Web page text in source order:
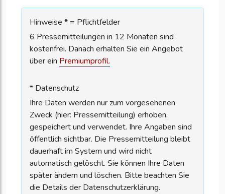
Hinweise * = Pflichtfelder
6 Pressemitteilungen in 12 Monaten sind
kostenfrei. Danach erhalten Sie ein Angebot
über ein Premiumprofil.
* Datenschutz
Ihre Daten werden nur zum vorgesehenen
Zweck (hier: Pressemitteilung) erhoben,
gespeichert und verwendet. Ihre Angaben sind
öffentlich sichtbar. Die Pressemitteilung bleibt
dauerhaft im System und wird nicht
automatisch gelöscht. Sie können Ihre Daten
später ändern und löschen. Bitte beachten Sie
die Details der Datenschutzerklärung.